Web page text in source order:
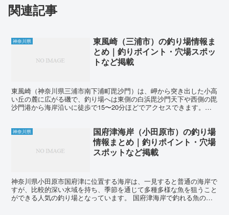
関連記事
神奈川県
東風崎（三浦市）の釣り場情報ま
とめ｜釣りポイント・穴場スポッ
トなど掲載
東風崎（神奈川県三浦市南下浦町毘沙門）は、岬から突き出した小高
い丘の麓に広がる磯で、釣り場へは東側の白浜毘沙門天下や西側の毘
沙門港から海岸沿いに徒歩で15〜20分ほどでアクセスできます。磯
神奈川県
国府津海岸（小田原市）の釣り場
情報まとめ｜釣りポイント・穴場
スポットなど掲載
神奈川県小田原市国府津に位置する海岸は、一見すると普通の海岸で
すが、比較的深い水域を持ち、季節を通じて多種多様な魚を狙うこと
ができる人気の釣り場となっています。 国府津海岸で釣れる魚の中